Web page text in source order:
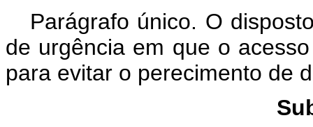
Parágrafo único. O
de urgência em que o
para evitar o perecimento de